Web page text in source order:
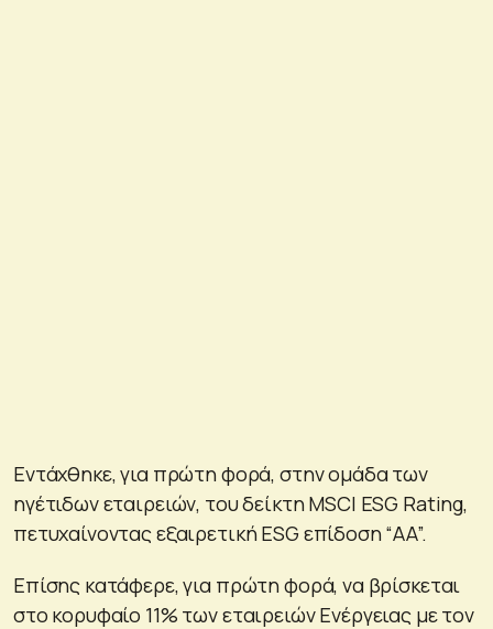
Εντάχθηκε, για πρώτη φορά, στην ομάδα των
ηγέτιδων εταιρειών, του δείκτη MSCI ESG Rating,
πετυχαίνοντας εξαιρετική ESG επίδοση “AA”.
Επίσης κατάφερε, για πρώτη φορά, να βρίσκεται
στο κορυφαίο 11% των εταιρειών Ενέργειας με τον